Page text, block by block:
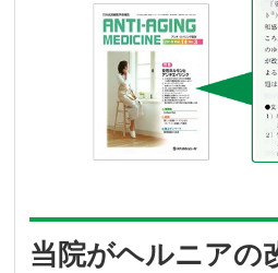
当院がヘルニアの